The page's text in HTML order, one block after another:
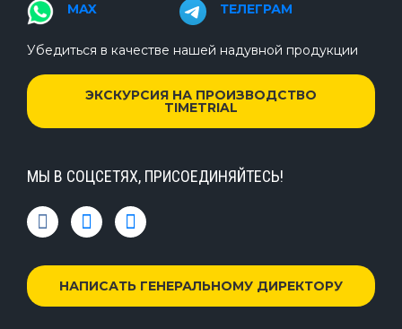
MAX
ТЕЛЕГРАМ
Убедиться в качестве нашей надувной продукции
ЭКСКУРСИЯ НА ПРОИЗВОДСТВО
TIMETRIAL
МЫ В СОЦСЕТЯХ, ПРИСОЕДИНЯЙТЕСЬ!
НАПИСАТЬ ГЕНЕРАЛЬНОМУ ДИРЕКТОРУ